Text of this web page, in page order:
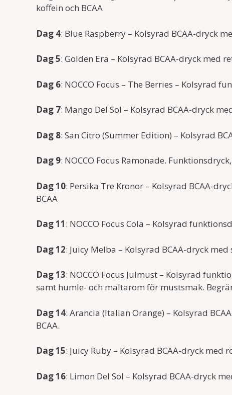
koffein och BCAA
Dag 4: Blue Raspberry – Kolsyrad BCAA-dryck
Dag 5: Golden Era – Kolsyrad BCAA-dryck med
Dag 6: NOCCO Focus – The Berries – Kolsyrad
Dag 7: Mango Del Sol – Kolsyrad BCAA-dryck
Dag 8: San Citro (Summer Edition) – Kolsyrad
Dag 9: NOCCO Focus Ramonade.
Dag 10: Persika Tre Kronor – Kolsyrad BCAA-
BCAA
Dag 11: NOCCO Focus Cola – Kolsyrad
Dag 12: Juicy Melba – Kolsyrad BCAA-dryck
Dag 13: NOCCO Focus Julmust – Kolsyrad
samt humle- och maltarom för mustsmak.
Dag 14: Arancia (Italian Orange) – Kolsyrad
BCAA.
Dag 15: Juicy Ruby – Kolsyrad BCAA-dryck
Dag 16: Limon Del Sol – Kolsyrad BCAA-dryck